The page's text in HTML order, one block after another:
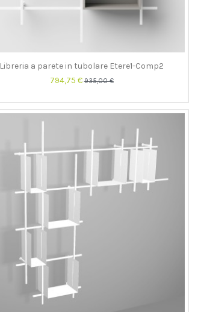
Libreria a parete in tubolare Etere1-Comp2
794,75 €935,00 €